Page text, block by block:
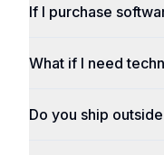
If I purchase
What if I need
Do you ship